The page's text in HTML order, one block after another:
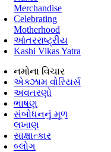
Merchandise
Celebrating
Motherhood
આંતરરાષ્ટ્રીય
Kashi Vikas Yatra
નમોના વિચાર
એક્ઝામ વોરિયર્સ
અવતરણો
ભાષણ
સંબોધનનું મૂળ
લખાણ
સાક્ષાત્કાર
બ્લોગ